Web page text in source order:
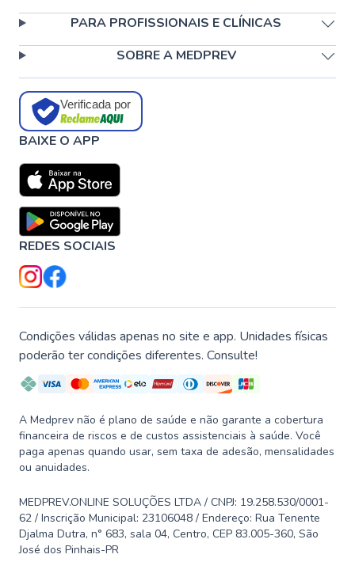
PARA PROFISSIONAIS E CLÍNICAS
SOBRE A MEDPREV
Verificada por
BAIXE O APP
REDES SOCIAIS
Condições válidas apenas no site e app. Unidades físicas
poderão ter condições diferentes. Consulte!
A Medprev não é plano de saúde e não garante a cobertura
financeira de riscos e de custos assistenciais à saúde. Você
paga apenas quando usar, sem taxa de adesão, mensalidades
ou anuidades.
MEDPREV.ONLINE SOLUÇÕES LTDA / CNPJ: 19.258.530/0001-
62 / Inscrição Municipal: 23106048 / Endereço: Rua Tenente
Djalma Dutra, n° 683, sala 04, Centro, CEP 83.005-360, São
José dos Pinhais-PR